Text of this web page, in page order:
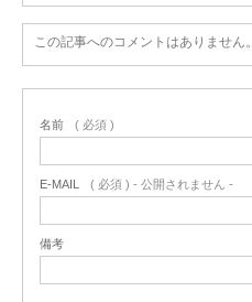
この記事へのコメントはありません。
名前 ( 必須 )
E-MAIL ( 必須 ) - 公開されません -
備考